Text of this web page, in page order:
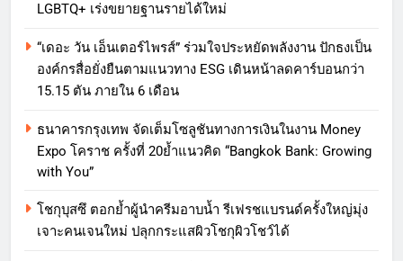
LGBTQ+ เร่งขยายฐานรายได้ใหม่
“เดอะ วัน เอ็นเตอร์ไพรส์” ร่วมใจประหยัดพลังงาน ปักธงเป็น
องค์กรสื่อยั่งยืนตามแนวทาง ESG เดินหน้าลดคาร์บอนกว่า
15.15 ตัน ภายใน 6 เดือน
ธนาคารกรุงเทพ จัดเต็มโซลูชันทางการเงินในงาน Money
Expo โคราช ครั้งที่ 20ย้ำแนวคิด “Bangkok Bank: Growing
with You”
โชกุบุสซึ ตอกย้ำผู้นำครีมอาบน้ำ รีเฟรชแบรนด์ครั้งใหญ่มุ่ง
เจาะคนเจนใหม่ ปลุกกระแสผิวโชกุผิวโชว์ได้